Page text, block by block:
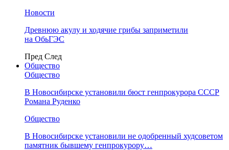
Новости
Древнюю акулу и ходячие грибы заприметили
на ОбьГЭС
Пред След
Общество
Общество
В Новосибирске установили бюст генпрокурора СССР
Романа Руденко
Общество
В Новосибирске установили не одобренный худсоветом
памятник бывшему генпрокурору…